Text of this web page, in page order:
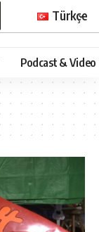
Türkçe
Podcast & Video